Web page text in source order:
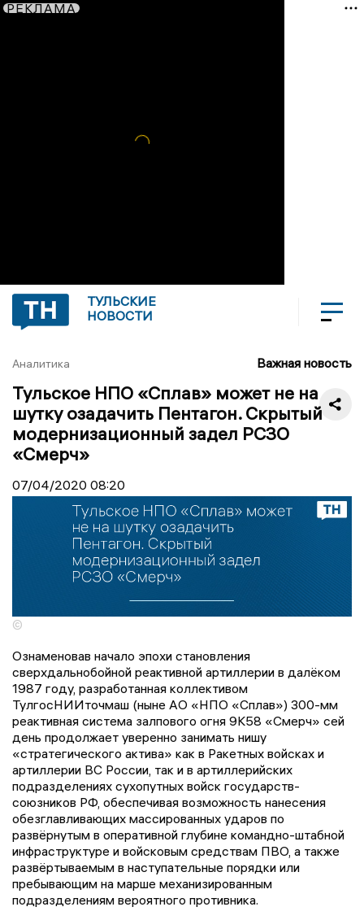
РЕКЛАМА
ТУЛЬСКИЕ
НОВОСТИ
Аналитика Важная новость
Тульское НПО «Сплав» может не на
шутку озадачить Пентагон. Скрытый
модернизационный задел РСЗО
«Смерч»
07/04/2020 08:20
©
Ознаменовав начало эпохи становления
сверхдальнобойной реактивной артиллерии в далёком
1987 году, разработанная коллективом
ТулгосНИИточмаш (ныне АО «НПО «Сплав») 300-мм
реактивная система залпового огня 9К58 «Смерч» сей
день продолжает уверенно занимать нишу
«стратегического актива» как в Ракетных войсках и
артиллерии ВС России, так и в артиллерийских
подразделениях сухопутных войск государств-
союзников РФ, обеспечивая возможность нанесения
обезглавливающих массированных ударов по
развёрнутым в оперативной глубине командно-штабной
инфраструктуре и войсковым средствам ПВО, а также
развёртываемым в наступательные порядки или
пребывающим на марше механизированным
подразделениям вероятного противника.